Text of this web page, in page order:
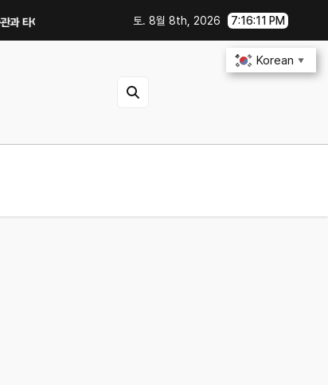
압 꿀팁｜주유비가 달라지는 핵심은? 전기차 배터리 수명 오래 쓰
토. 8월 8th, 2026 7:16:12 PM
Korean ▼